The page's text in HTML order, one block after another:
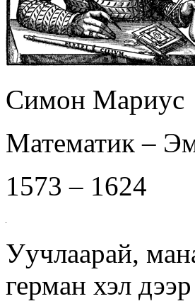
Симон Мариус
Математик –
1573 – 1624
Уучлаарай,
герман хэл